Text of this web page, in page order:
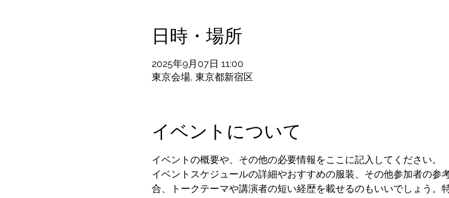
日時・場所
2025年9月07日 11:00
東京会場, 東京都新宿区
イベントについて
イベントの概要や、その他の必要情報をここに記入してください。
イベントスケジュールの詳細やおすすめの服装、その他参加者の参
合、トークテーマや講演者の短い経歴を載せるのもいいでしょう。